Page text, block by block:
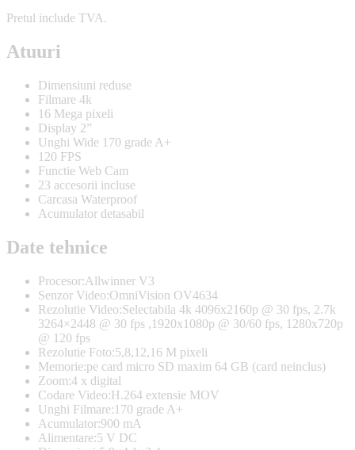
Pretul include TVA.
Atuuri
Dimensiuni reduse
Filmare 4k
16 Mega pixeli
Display 2”
Unghi Wide 170 grade A+
120 FPS
Functie Web Cam
23 accesorii incluse
Carcasa Waterproof
Acumulator detasabil
Date tehnice
Procesor:Allwinner V3
Senzor Video:OmniVision OV4634
Rezolutie Video:Selectabila 4k 4096x2160p @ 30 fps, 2.7k
3264×2448 @ 30 fps ,1920x1080p @ 30/60 fps, 1280x720p
@ 120 fps
Rezolutie Foto:5,8,12,16 M pixeli
Memorie:pe card micro SD maxim 64 GB (card neinclus)
Zoom:4 x digital
Codare Video:H.264 extensie MOV
Unghi Filmare:170 grade A+
Acumulator:900 mA
Alimentare:5 V DC